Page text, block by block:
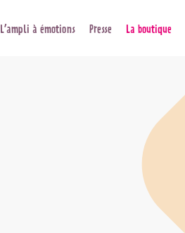
L’ampli à émotions Presse La boutique